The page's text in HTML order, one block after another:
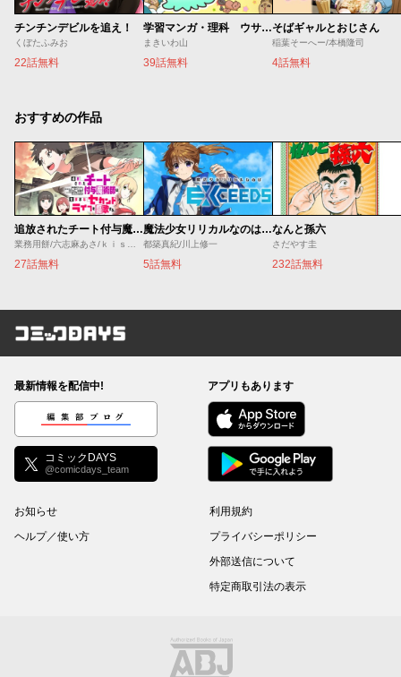
チンチンデビルを追え！
くぼたふみお
22話無料
学習マンガ・理科 ウサウサ！
まきいわ山
39話無料
そばギャルとおじさん
稲葉そーへー/本橋隆司
4話無料
おすすめの作品
追放されたチート付与魔術師は気ままなセカンドライフを謳歌する。 ～俺は武器だけじゃなく、あらゆるものに『強化ポイント』を付与できるし、俺の意思でいつでも効果を解除できるけど、残った人たち大丈夫？～
27話無料
魔法少女リリカルなのは EXCEEDS
都築真紀/川上修一
5話無料
なんと孫六
さだやす圭
232話無料
コミックDAYS
最新情報を配信中!
編集部ブログ
コミックDAYS
@comicdays_team
アプリもあります
お知らせ
ヘルプ／使い方
利用規約
プライバシーポリシー
外部送信について
特定商取引法の表示